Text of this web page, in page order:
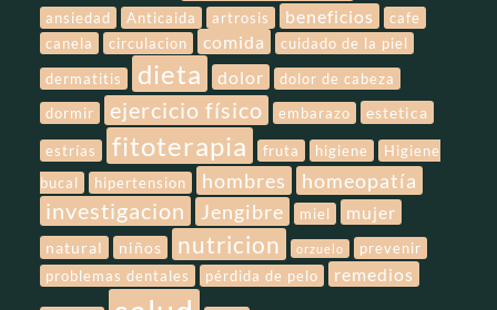
ansiedad Anticaida artrosis beneficios
cafe
canela
circulacion comida
cuidado de la piel
dermatitis
dieta dolor
dolor de cabeza
dormir
ejercicio físico embarazo estetica
estrías fitoterapia fruta higiene
Higiene
bucal
hipertension hombres homeopatía
investigacion Jengibre miel mujer
natural niños nutricion orzuelo
prevenir
problemas dentales
pérdida de pelo remedios